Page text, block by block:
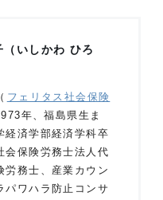
いしかわ ひろ
フェリタス社会保険
年、福島県生ま
経済学部経済学科卒
会保険労務士法人代
労務士、産業カウン
パワハラ防止コンサ